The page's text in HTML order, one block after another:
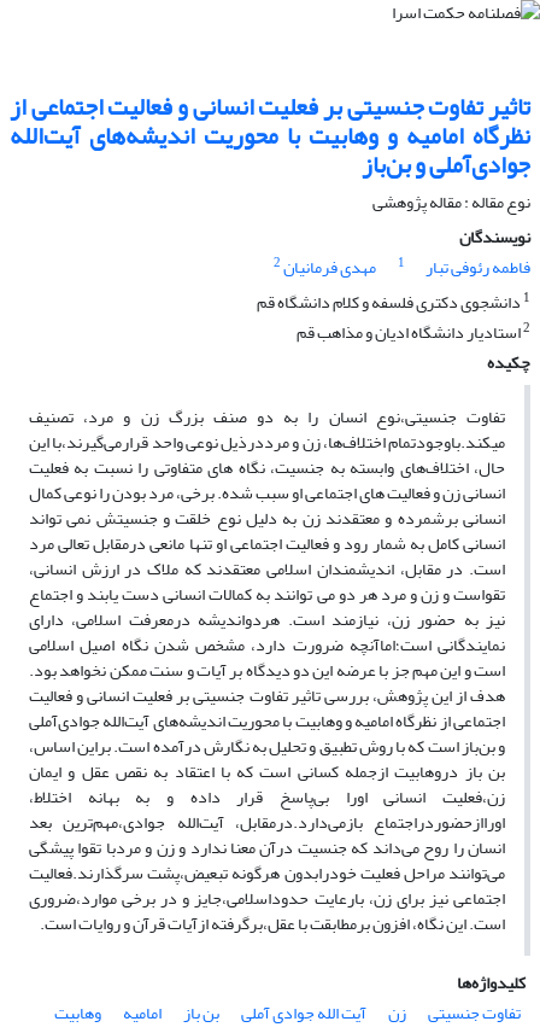
تاثیر تفاوت جنسیتی بر فعلیت انسانی و فعالیت‌ اجتماعی از
نظرگاه امامیه و وهابیت با محوریت اندیشه‌های آیت‌الله
جوادی‌آملی و بن‌باز
نوع مقاله : مقاله پژوهشی
نویسندگان
فاطمه رئوفی تبار
1 مهدی فرمانیان2
1 دانشجوی دکتری فلسفه و کلام دانشگاه قم
2استادیار دانشگاه ادیان و مذاهب قم
چکیده
تفاوت جنسیتی،نوع انسان را به دو صنف بزرگ زن و مرد، تصنیف
میکند.باوجودتمام اختلاف‌ها، زن و مرددرذیل نوعی واحد قرارمی‌گیرند،با این
حال، اختلاف‌های وابسته به جنسیت، نگاه های متفاوتی را نسبت به فعلیت
انسانی زن و فعالیت های اجتماعی او سبب شده. برخی، مرد بودن را نوعی کمال
انسانی برشمرده و معتقدند زن به دلیل نوع خلقت و جنسیتش نمی تواند
انسانی کامل به شمار رود و فعالیت اجتماعی او تنها مانعی درمقابل تعالی مرد
است. در مقابل، اندیشمندان اسلامی معتقدند که ملاک در ارزش انسانی،
تقواست و زن و مرد هر دو می توانند به کمالات انسانی دست یابند و اجتماع
نیز به حضور زن، نیازمند است. هردواندیشه درمعرفت اسلامی، دارای
نمایندگانی است؛اماآنچه ضرورت دارد، مشخص شدن نگاه اصیل اسلامی
است و این مهم جز با عرضه این دو دیدگاه بر آیات و سنت ممکن نخواهد بود.
هدف از این پژوهش، بررسی تاثیر تفاوت جنسیتی بر فعلیت انسانی و فعالیت‌
اجتماعی از نظرگاه امامیه و وهابیت با محوریت اندیشه‌های آیت‌الله جوادی‌آملی
و بن‌باز است که با روش تطبیق و تحلیل به نگارش درآمده است. براین اساس،
بن باز دروهابیت ازجمله کسانی است که با اعتقاد به نقص عقل و ایمان
زن،فعلیت انسانی اورا بی‌پاسخ قرار داده و به بهانه اختلاط،
اوراازحضوردراجتماع بازمی‌دارد.درمقابل، آیت‌الله جوادی،مهم‌ترین بعد
انسان را روح می‌داند که جنسیت درآن معنا ندارد و زن و مردبا تقوا پیشگی
می‌توانند مراحل فعلیت خودرابدون هرگونه تبعیض،پشت سرگذارند.فعالیت
اجتماعی نیز برای زن، بارعایت حدوداسلامی،جایز و در برخی موارد،ضروری
است. این نگاه، افزون برمطابقت با عقل،برگرفته ازآیات قرآن و روایات است.
کلیدواژه‌ها
تفاوت جنسیتی
زن آیت الله جوادی آملی بن باز امامیه
وهابیت